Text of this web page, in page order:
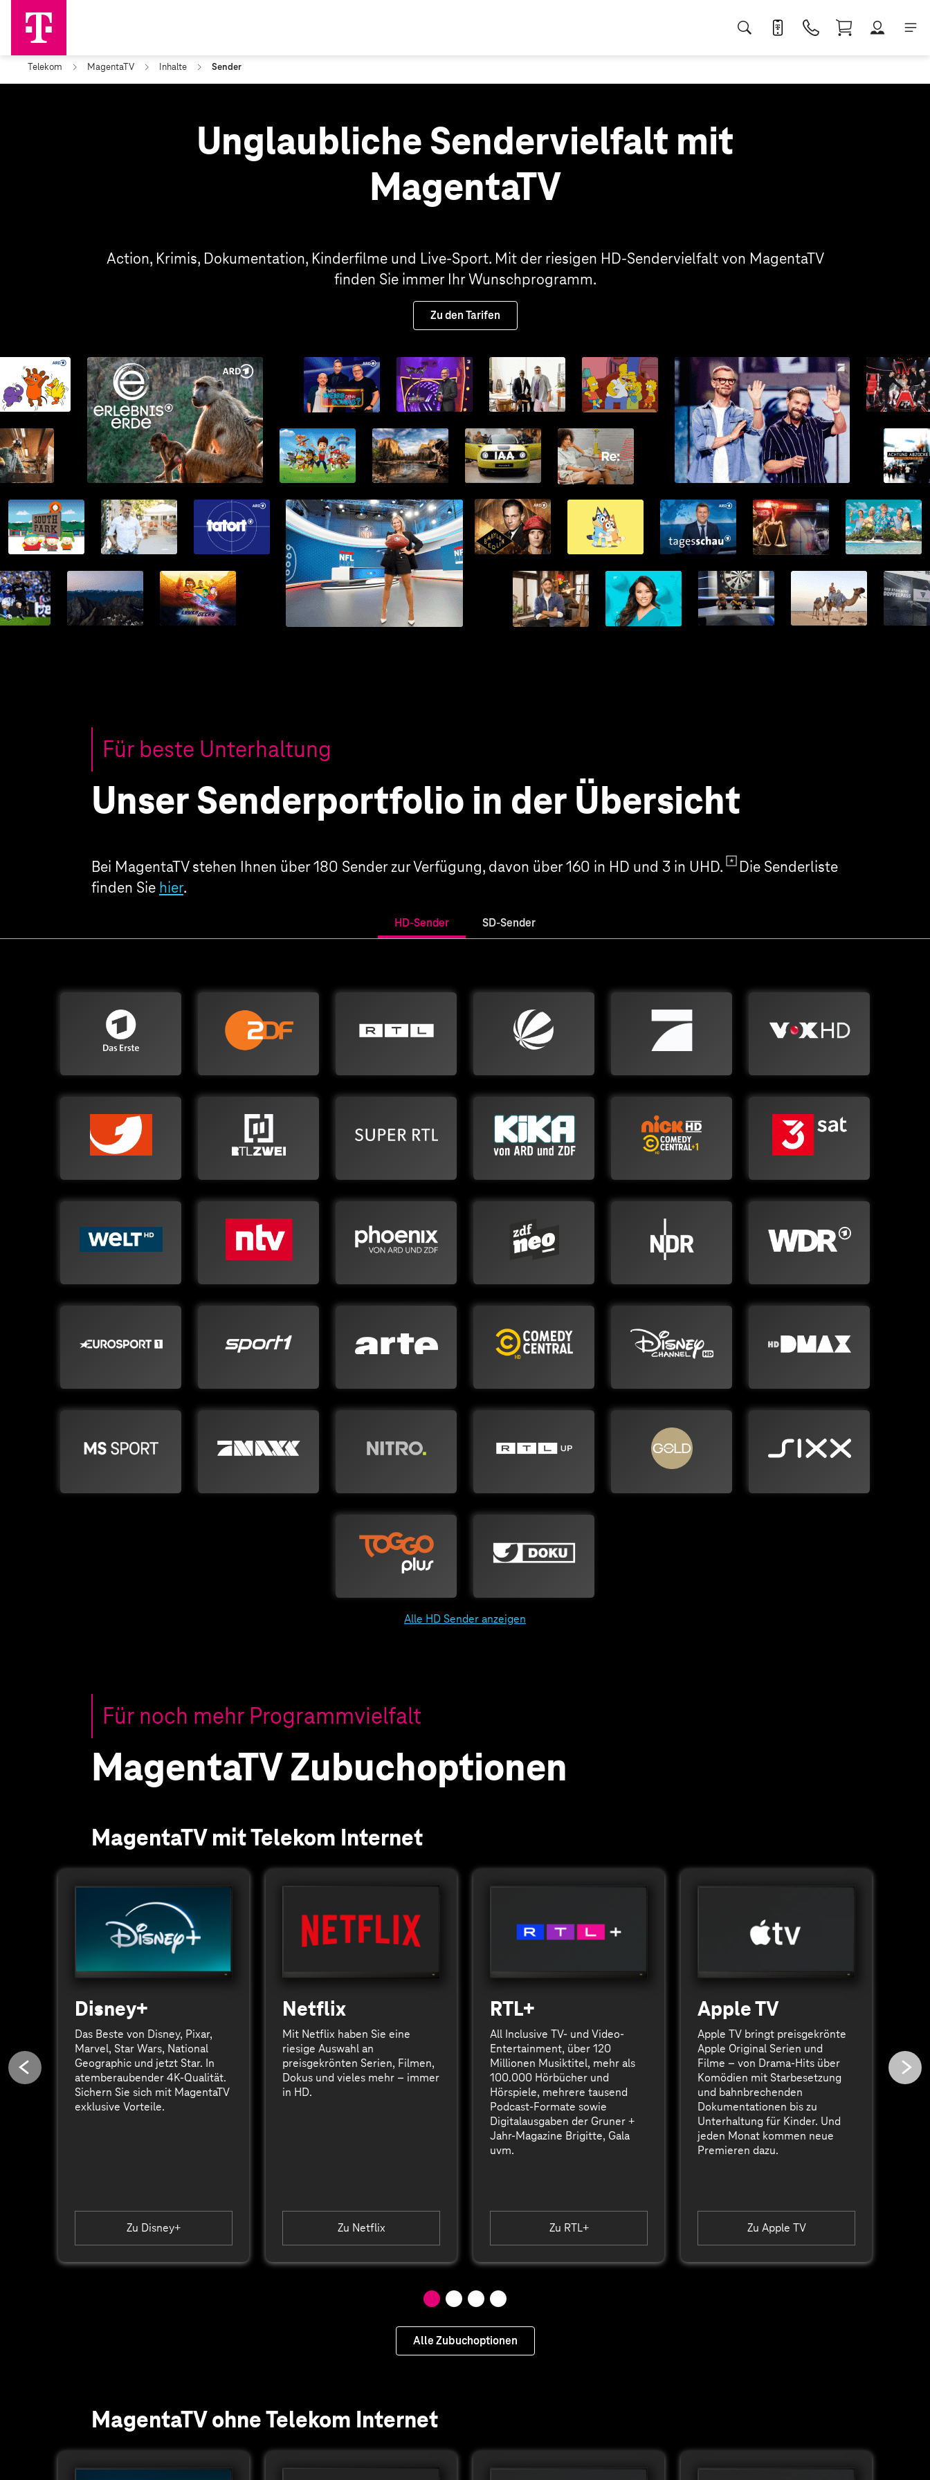
Telekom MagentaTV Inhalte Sender
Unglaubliche Sendervielfalt mit
MagentaTV
Action, Krimis, Dokumentation, Kinderfilme und Live-Sport. Mit der riesigen HD-Sendervielfalt von MagentaTV
finden Sie immer Ihr Wunschprogramm.
Zu den Tarifen
Unser Senderportfolio in der Übersicht
Für beste Unterhaltung
Bei MagentaTV stehen Ihnen über 180 Sender zur Verfügung, davon über 160 in HD und 3 in UHD.
Die Senderliste
finden Sie hier.
HD-Sender SD-Sender
Alle HD Sender anzeigen
MagentaTV Zubuchoptionen
Für noch mehr Programmvielfalt
MagentaTV mit Telekom Internet
Disney+
Das Beste von Disney, Pixar,
Marvel, Star Wars, National
Geographic und jetzt Star. In
atemberaubender 4K-Qualität.
Sichern Sie sich mit MagentaTV
exklusive Vorteile.
Zu Disney+
Netflix
Mit Netflix haben Sie eine
riesige Auswahl an
preisgekrönten Serien, Filmen,
Dokus und vieles mehr – immer
in HD.
Zu Netflix
RTL+
All Inclusive TV- und Video-
Entertainment, über 120
Millionen Musiktitel, mehr als
100.000 Hörbücher und
Hörspiele, mehrere tausend
Podcast-Formate sowie
Digitalausgaben der Gruner +
Jahr-Magazine Brigitte, Gala
uvm.
Zu RTL+
Apple TV
Apple TV bringt preisgekrönte
Apple Original Serien und
Filme – von Drama-Hits über
Komödien mit Starbesetzung
und bahnbrechenden
Dokumentationen bis zu
Unterhaltung für Kinder. Und
jeden Monat kommen neue
Premieren dazu.
Zu Apple TV
alle
Alle Zubuchoptionen
MagentaTV ohne Telekom Internet